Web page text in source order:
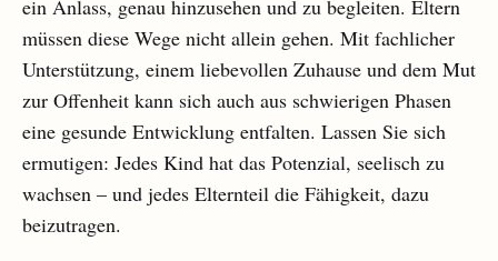
ein Anlass, genau hinzusehen und zu begleiten. Eltern
müssen diese Wege nicht allein gehen. Mit fachlicher
Unterstützung, einem liebevollen Zuhause und dem Mut
zur Offenheit kann sich auch aus schwierigen Phasen
eine gesunde Entwicklung entfalten. Lassen Sie sich
ermutigen: Jedes Kind hat das Potenzial, seelisch zu
wachsen – und jedes Elternteil die Fähigkeit, dazu
beizutragen.